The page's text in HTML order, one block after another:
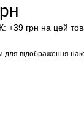
+39 грн на цей
для відображення